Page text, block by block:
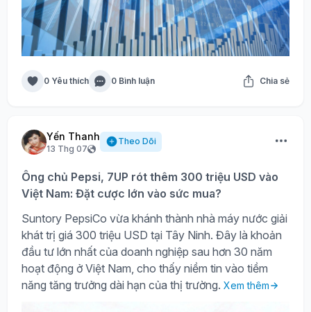
0 Yêu thích 0 Bình luận Chia sẻ
Yến Thanh
13 Thg 07
Theo Dõi
Ông chủ Pepsi, 7UP rót thêm 300 triệu USD vào
Việt Nam: Đặt cược lớn vào sức mua?
Suntory PepsiCo vừa khánh thành nhà máy nước giải
khát trị giá 300 triệu USD tại Tây Ninh. Đây là khoản
đầu tư lớn nhất của doanh nghiệp sau hơn 30 năm
hoạt động ở Việt Nam, cho thấy niềm tin vào tiềm
năng tăng trưởng dài hạn của thị trường. Xem thêm